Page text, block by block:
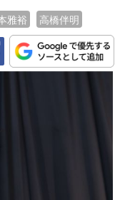
雅裕 高橋伴明